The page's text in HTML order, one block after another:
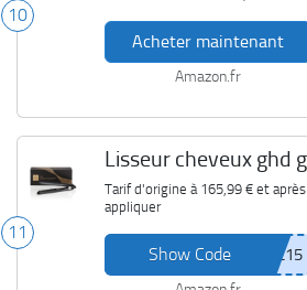
10
Acheter maintenant
Amazon.fr
11
Lisseur cheveux ghd
Tarif d'origine à 165,99 €et après
appliquer
Show Code